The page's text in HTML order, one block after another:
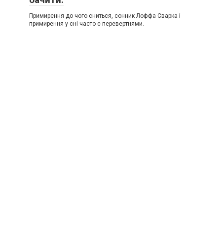
Примирення до чого сниться, сонник Лоффа Сварка і
примирення у сні часто є перевертнями.